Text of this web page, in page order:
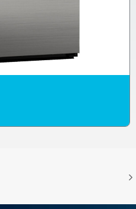
Electrolux Professional WH6-20